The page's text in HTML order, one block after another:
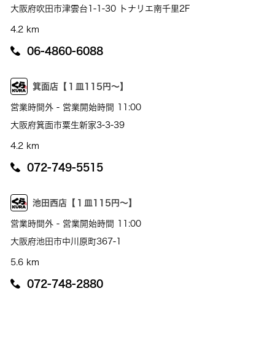
大阪府吹田市津雲台1-1-30 トナリエ南千里2F
4.2 km
06-4860-6088
箕面店【１皿115円～】
営業時間外 - 営業開始時間 11:00
大阪府箕面市粟生新家3-3-39
4.2 km
072-749-5515
池田西店【１皿115円～】
営業時間外 - 営業開始時間 11:00
大阪府池田市中川原町367-1
5.6 km
072-748-2880